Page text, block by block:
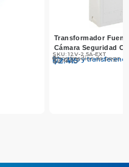
Microfono Cctv Rca + Dc –
Tecnomati Negro
SKU: MIC-CCTV
Efectivo y transferencia
Otros medios de pago